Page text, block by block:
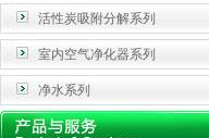
活性炭吸附分解系列
室内空气净化器系列
净水系列